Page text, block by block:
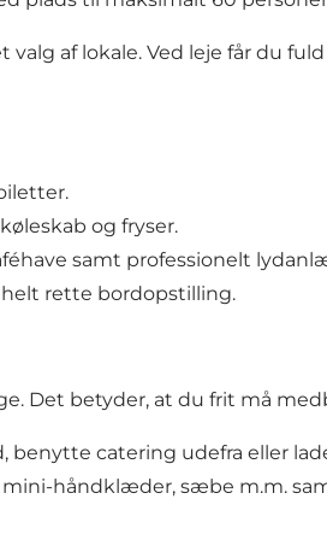
af lokale. Ved leje får du
og fryser.
samt professionelt
rette bordopstilling.
Det betyder, at du frit må
catering udefra eller
håndklæder, sæbe m.m.